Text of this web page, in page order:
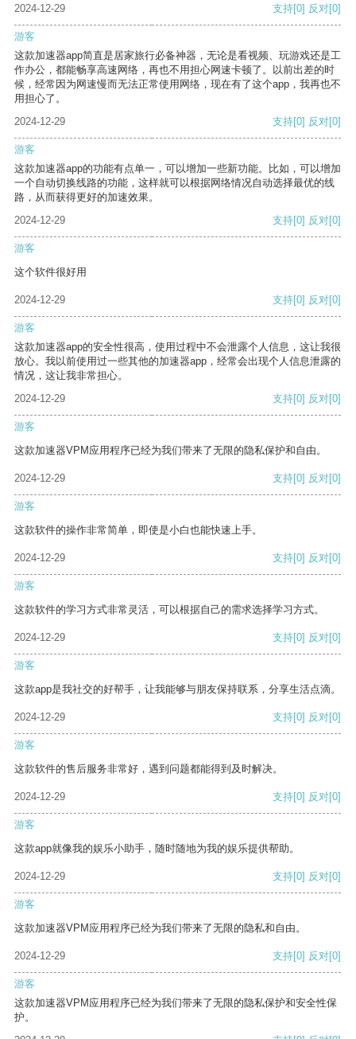
2024-12-29 支持[0] 反对[0]
游客
这款加速器app简直是居家旅行必备神器，无论是看视频、玩游戏还是工
作办公，都能畅享高速网络，再也不用担心网速卡顿了。以前出差的时
候，经常因为网速慢而无法正常使用网络，现在有了这个app，我再也不
用担心了。
2024-12-29
支持[0] 反对[0]
游客
这款加速器app的功能有点单一，可以增加一些新功能。比如，可以增加
一个自动切换线路的功能，这样就可以根据网络情况自动选择最优的线
路，从而获得更好的加速效果。
2024-12-29
支持[0] 反对[0]
游客
这个软件很好用
2024-12-29 支持[0] 反对[0]
游客
这款加速器app的安全性很高，使用过程中不会泄露个人信息，这让我很
放心。我以前使用过一些其他的加速器app，经常会出现个人信息泄露的
情况，这让我非常担心。
2024-12-29
支持[0] 反对[0]
游客
这款加速器VPM应用程序已经为我们带来了无限的隐私保护和自由。
2024-12-29 支持[0] 反对[0]
游客
这款软件的操作非常简单，即使是小白也能快速上手。
2024-12-29 支持[0] 反对[0]
游客
这款软件的学习方式非常灵活，可以根据自己的需求选择学习方式。
2024-12-29 支持[0] 反对[0]
游客
这款app是我社交的好帮手，让我能够与朋友保持联系，分享生活点滴。
2024-12-29 支持[0] 反对[0]
游客
这款软件的售后服务非常好，遇到问题都能得到及时解决。
2024-12-29 支持[0] 反对[0]
游客
这款app就像我的娱乐小助手，随时随地为我的娱乐提供帮助。
2024-12-29 支持[0] 反对[0]
游客
这款加速器VPM应用程序已经为我们带来了无限的隐私和自由。
2024-12-29 支持[0] 反对[0]
游客
这款加速器VPM应用程序已经为我们带来了无限的隐私保护和安全性保
护。